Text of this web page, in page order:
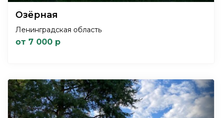
Озёрная
Ленинградская область
от 7 000 р